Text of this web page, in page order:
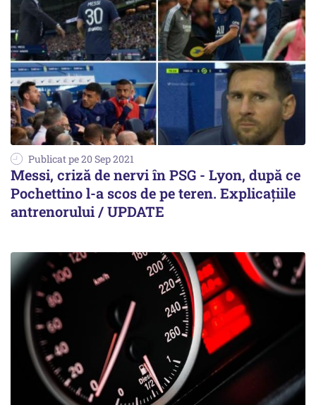
Publicat pe 20 Sep 2021
Messi, criză de nervi în PSG - Lyon, după ce
Pochettino l-a scos de pe teren. Explicațiile
antrenorului / UPDATE